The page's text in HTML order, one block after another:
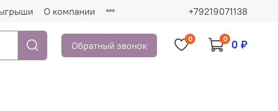
О компании +79219071138
Обратный звонок
0 0 0 ₽